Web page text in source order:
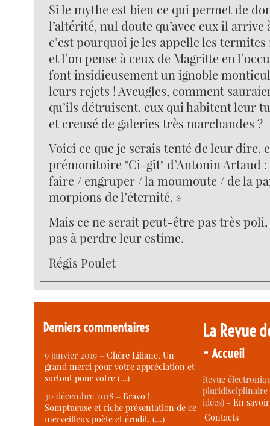
Si le mythe est bien ce qui permet de
l’altérité, nul doute qu’avec eux il arrive
c’est pourquoi je les appelle les
et l’on pense à ceux de Magritte en
font insidieusement un ignoble
leurs rejets ! Aveugles, comment
qu’ils détruisent, eux qui habitent leur
et creusé de galeries très marchandes ?
Voici ce que je serais tenté de leur dire,
prémonitoire "Ci-gît" d’Antonin Artaud :
faire / engruper / la moumoute / de la
morpions de l’éternité. »
Mais ce ne serait peut-être pas très
pas à perdre leur estime.
Régis Poulet
Derniers commentaires
9 janvier 2019 –Chère Liliane, Un
grand merci pour votre appréciation et
surtout pour votre (…)
30 décembre 2018 –Bravo !
Somptueuse et riche présentation de ce
merveilleux poète et érudit. (…)
La Revue
-Accueil
Revue
idées) -En
Contacts